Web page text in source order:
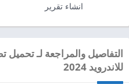
انشاء تقرير
للاندرويد 2024